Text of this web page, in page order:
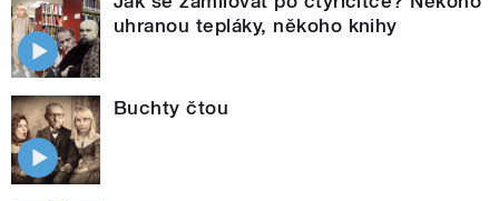
uhranou tepláky, někoho knihy
Buchty čtou